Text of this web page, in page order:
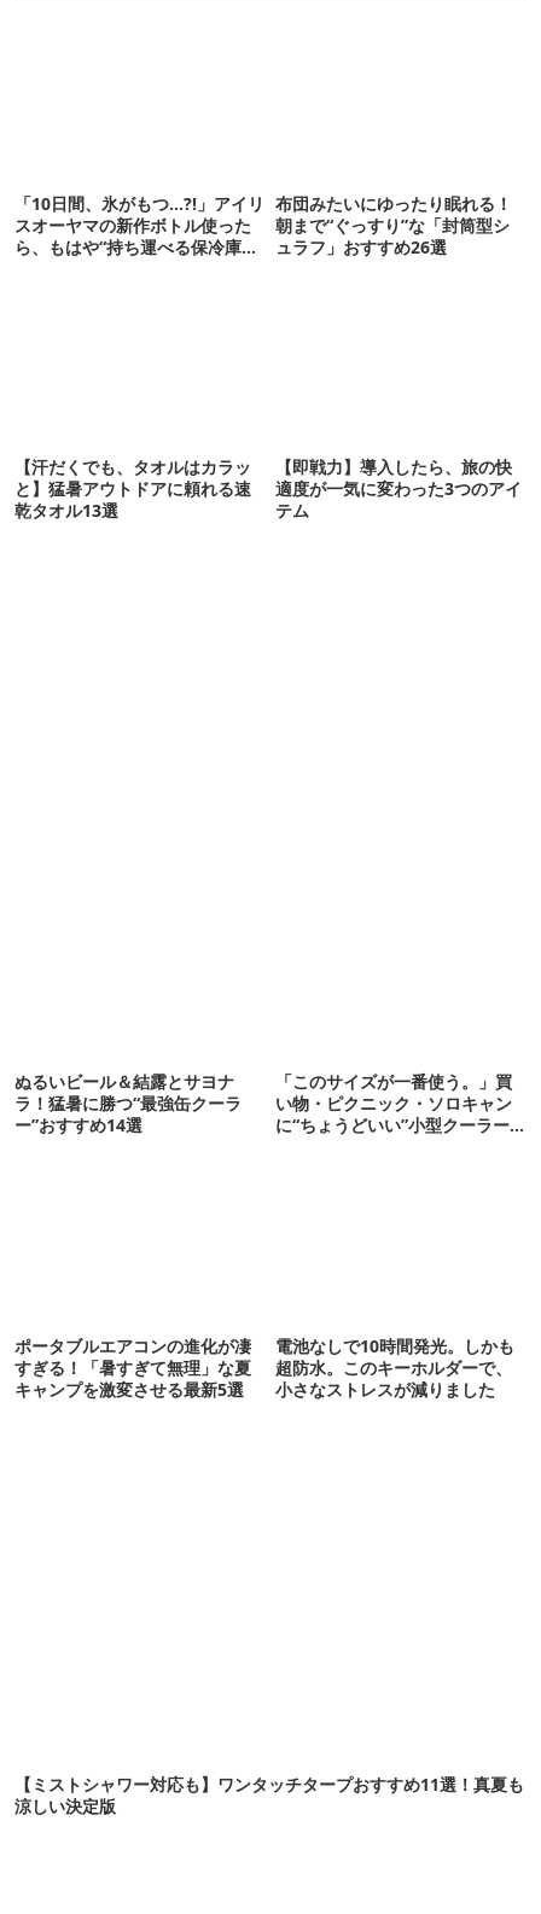
「10日間、氷がもつ…?!」アイリ
スオーヤマの新作ボトル使った
ら、もはや“持ち運べる保冷庫
布団みたいにゆったり眠れる！
朝まで“ぐっすり”な「封筒型シ
ュラフ」おすすめ26選
【汗だくでも、タオルはカラッ
と】猛暑アウトドアに頼れる速
乾タオル13選
【即戦力】導入したら、旅の快
適度が一気に変わった3つのアイ
テム
ぬるいビール＆結露とサヨナ
ラ！猛暑に勝つ“最強缶クーラ
ー”おすすめ14選
「このサイズが一番使う。」買
い物・ピクニック・ソロキャン
に“ちょうどいい”小型クーラー
ポータブルエアコンの進化が凄
すぎる！「暑すぎて無理」な夏
キャンプを激変させる最新5選
電池なしで10時間発光。しかも
超防水。このキーホルダーで、
小さなストレスが減りました
【ミストシャワー対応も】ワンタッチタープおすすめ11選！真夏も
涼しい決定版